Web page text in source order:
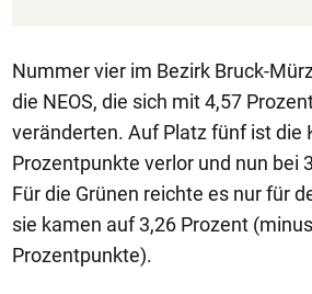
Nummer vier im Bezirk Bruck-
die NEOS, die sich mit 4,57
veränderten. Auf Platz fünf ist die
Prozentpunkte verlor und nun bei
Für die Grünen reichte es nur für
sie kamen auf 3,26 Prozent
Prozentpunkte).